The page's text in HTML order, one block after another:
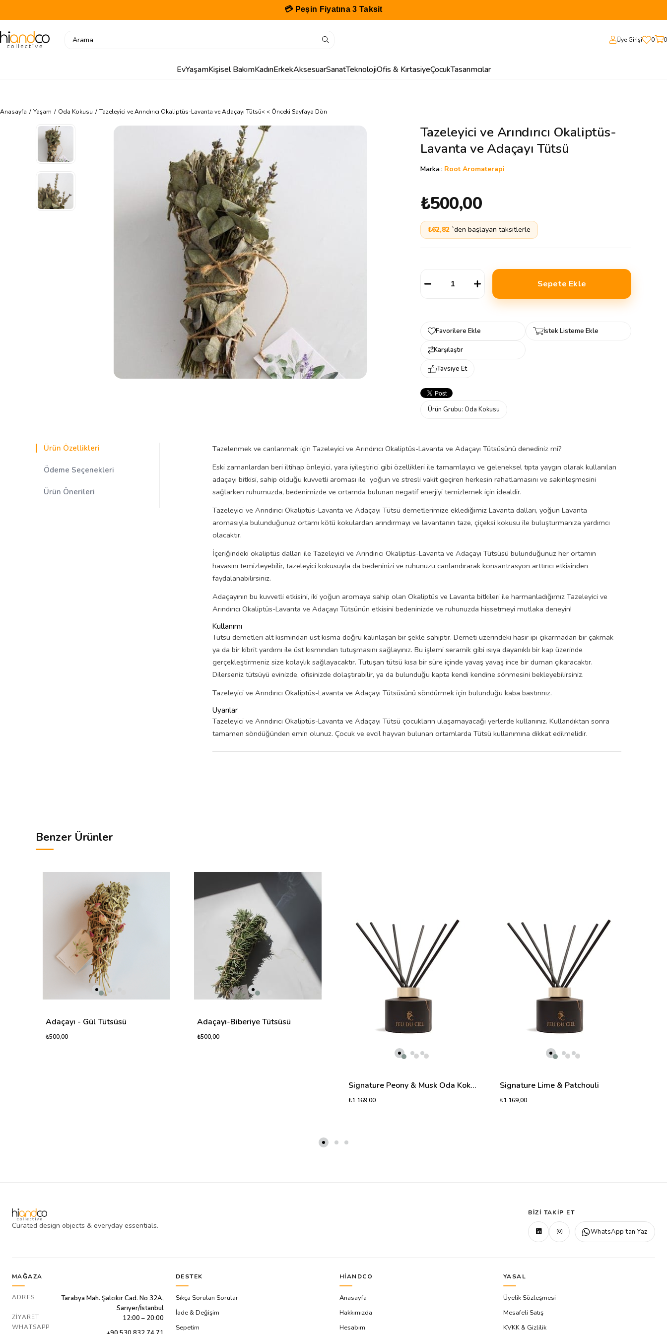
💳 Peşin Fiyatına 3 Taksit
Üye Girişi 0 0
EvYaşamKişisel BakımKadınErkekAksesuarSanatTeknolojiOfis & KırtasiyeÇocukTasarımcılar
Anasayfa Yaşam Oda Kokusu Tazeleyici ve Arındırıcı Okaliptüs-Lavanta ve Adaçayı Tütsü< < Önceki Sayfaya Dön
Tazeleyici ve Arındırıcı Okaliptüs-
Lavanta ve Adaçayı Tütsü
Marka: Root Aromaterapi
₺500,00
₺62,82 `den başlayan taksitlerle
Favorilere Ekle İstek Listeme Ekle
Karşılaştır
Tavsiye Et
Ürün Grubu: Oda Kokusu
Ürün Özellikleri
Ödeme Seçenekleri
Ürün Önerileri
Tazelenmek ve canlanmak için Tazeleyici ve Arındırıcı Okaliptüs-Lavanta ve Adaçayı Tütsüsünü denediniz mi?
Eski zamanlardan beri iltihap önleyici, yara iyileştirici gibi özellikleri ile tamamlayıcı ve geleneksel tıpta yaygın olarak kullanılan
adaçayı bitkisi, sahip olduğu kuvvetli aroması ile yoğun ve stresli vakit geçiren herkesin rahatlamasını ve sakinleşmesini
sağlarken ruhumuzda, bedenimizde ve ortamda bulunan negatif enerjiyi temizlemek için idealdir.
Tazeleyici ve Arındırıcı Okaliptüs-Lavanta ve Adaçayı Tütsü demetlerimize eklediğimiz Lavanta dalları, yoğun Lavanta
aromasıyla bulunduğunuz ortamı kötü kokulardan arındırmayı ve lavantanın taze, çiçeksi kokusu ile buluşturmanıza yardımcı
olacaktır.
İçeriğindeki okaliptüs dalları ile Tazeleyici ve Arındırıcı Okaliptüs-Lavanta ve Adaçayı Tütsüsü bulunduğunuz her ortamın
havasını temizleyebilir, tazeleyici kokusuyla da bedeninizi ve ruhunuzu canlandırarak konsantrasyon arttırıcı etkisinden
faydalanabilirsiniz.
Adaçayının bu kuvvetli etkisini, iki yoğun aromaya sahip olan Okaliptüs ve Lavanta bitkileri ile harmanladığımız Tazeleyici ve
Arındırıcı Okaliptüs-Lavanta ve Adaçayı Tütsünün etkisini bedeninizde ve ruhunuzda hissetmeyi mutlaka deneyin!
Kullanımı
Tütsü demetleri alt kısmından üst kısma doğru kalınlaşan bir şekle sahiptir. Demeti üzerindeki hasır ipi çıkarmadan bir çakmak
ya da bir kibrit yardımı ile üst kısmından tutuşmasını sağlayınız. Bu işlemi seramik gibi ısıya dayanıklı bir kap üzerinde
gerçekleştirmeniz size kolaylık sağlayacaktır. Tutuşan tütsü kısa bir süre içinde yavaş yavaş ince bir duman çıkaracaktır.
Dilerseniz tütsüyü evinizde, ofisinizde dolaştırabilir, ya da bulunduğu kapta kendi kendine sönmesini bekleyebilirsiniz.
Tazeleyici ve Arındırıcı Okaliptüs-Lavanta ve Adaçayı Tütsüsünü söndürmek için bulunduğu kaba bastırınız.
Uyarılar
Tazeleyici ve Arındırıcı Okaliptüs-Lavanta ve Adaçayı Tütsü çocukların ulaşamayacağı yerlerde kullanınız. Kullandıktan sonra
tamamen söndüğünden emin olunuz. Çocuk ve evcil hayvan bulunan ortamlarda Tütsü kullanımına dikkat edilmelidir.
Benzer Ürünler
Adaçayı - Gül Tütsüsü
₺500,00
Adaçayı-Biberiye Tütsüsü
₺500,00
Signature Peony & Musk Oda Kokusu
₺1.169,00
Signature Lime & Patchouli
₺1.169,00
Curated design objects & everyday essentials.
BIZI TAKIP ET
WhatsApp’tan Yaz
MAĞAZA
ADRES
Tarabya Mah. Şalcıkır Cad. No 32A,
Sarıyer/İstanbul
ZIYARET 12:00 – 20:00
WHATSAPP
DESTEK
Sıkça Sorulan Sorular
İade & Değişim
Sepetim
HIANDCO
Anasayfa
Hakkımızda
Hesabım
YASAL
Üyelik Sözleşmesi
Mesafeli Satış
KVKK & Gizlilik